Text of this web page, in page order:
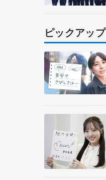
ピックアップ